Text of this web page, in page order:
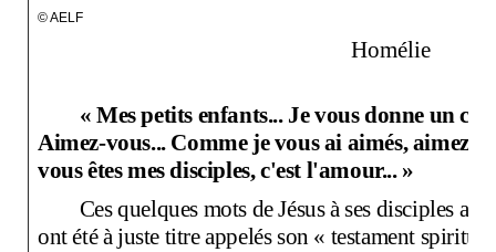
© AELF
Homélie
« Mes petits enfants... Je vous donne un
Aimez-vous... Comme jevousai aimés,aimez-
vous êtes mes disciples, c'est l'amour... »
Cesquelques mots de Jésus àses disciples au
ont été à juste titre appelés son « testament